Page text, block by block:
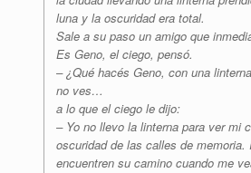
luna y la oscuridad era total.
Sale a su paso un amigo que
Es Geno, el ciego, pensó.
– ¿Qué hacés Geno, con una
no ves…
a lo que el ciego le dijo:
– Yo no llevo la linterna para ver mi
oscuridad de las calles de memoria.
encuentren su camino cuando me